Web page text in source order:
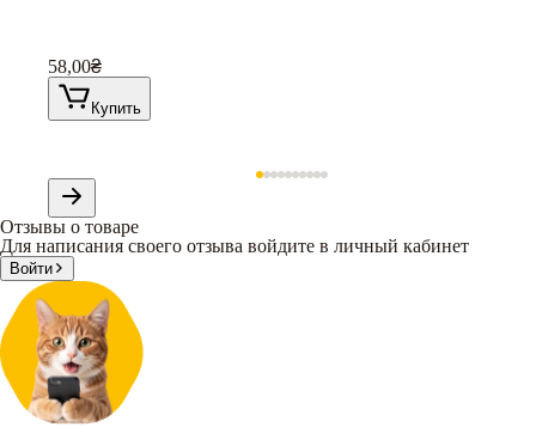
58,00₴
Купить
Отзывы о товаре
Для написания своего отзыва войдите в личный кабинет
Войти